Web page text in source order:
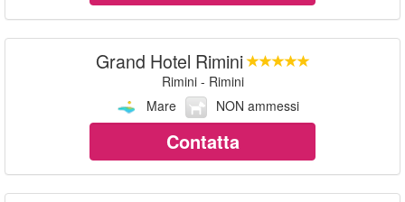
Grand Hotel Rimini
Rimini - Rimini
Mare
NON ammessi
Contatta